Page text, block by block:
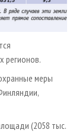
регионов.
меры
(2058 тыс.